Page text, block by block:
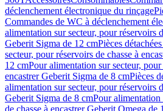
déclenchement électronique du rinçage
Commandes de WC à déclenchement
alimentation sur secteur, pour réservoirs
Geberit Sigma de 12 cmPièces
secteur, pour réservoirs de chasse à
12 cmPour alimentation sur secteur, pour
encastrer Geberit Sigma de 8 cmPièces
alimentation sur secteur, pour réservoirs
Geberit Sigma de 8 cmPour alimentation
de chasse à encastrer Geberit Omega de